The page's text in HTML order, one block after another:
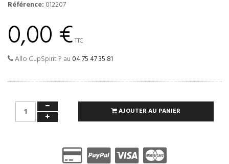
Référence: 012207
0,00 € TTC
Allo CupSpirit ? au 04 75 47 35 81
AJOUTER AU PANIER